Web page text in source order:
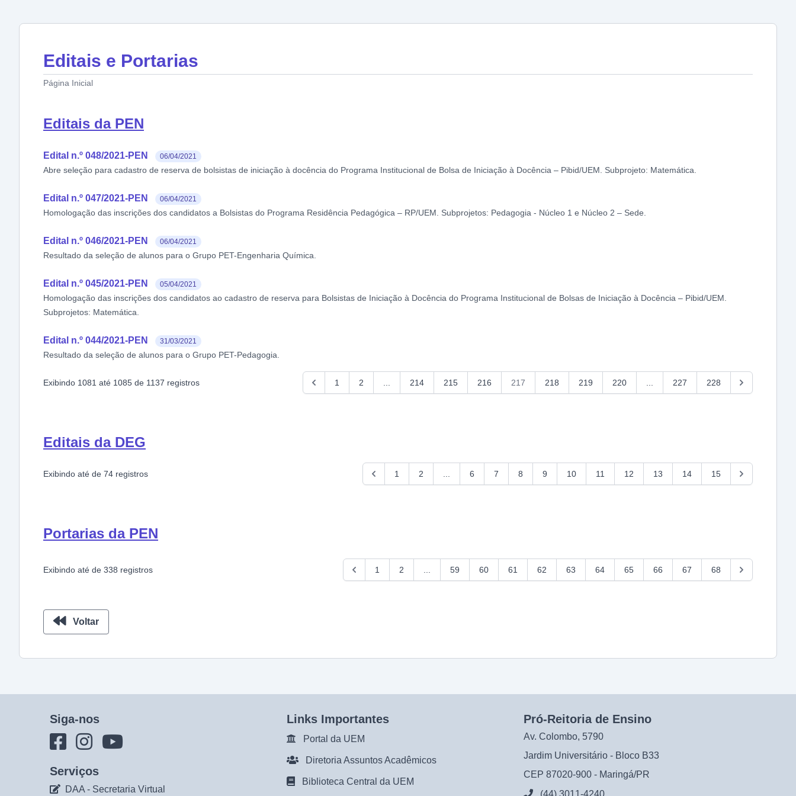
Editais e Portarias
Página Inicial
Editais da PEN
Edital n.º 048/2021-PEN 06/04/2021
Abre seleção para cadastro de reserva de bolsistas de iniciação à docência do Programa Institucional de Bolsa de Iniciação à Docência – Pibid/UEM. Subprojeto: Matemática.
Edital n.º 047/2021-PEN 06/04/2021
Homologação das inscrições dos candidatos a Bolsistas do Programa Residência Pedagógica – RP/UEM. Subprojetos: Pedagogia - Núcleo 1 e Núcleo 2 – Sede.
Edital n.º 046/2021-PEN 06/04/2021
Resultado da seleção de alunos para o Grupo PET-Engenharia Química.
Edital n.º 045/2021-PEN 05/04/2021
Homologação das inscrições dos candidatos ao cadastro de reserva para Bolsistas de Iniciação à Docência do Programa Institucional de Bolsas de Iniciação à Docência – Pibid/UEM.
Subprojetos: Matemática.
Edital n.º 044/2021-PEN 31/03/2021
Resultado da seleção de alunos para o Grupo PET-Pedagogia.
Exibindo 1081 até 1085 de 1137 registros 1 2 214 215 216 217 218 219 220 227 228
Editais da DEG
Exibindo até de 74 registros 1 2 6 7 8 9 10 11 12 13 14 15
Portarias da PEN
Exibindo até de 338 registros 1 2 59 60 61 62 63 64 65 66 67 68
Voltar
Siga-nos
Serviços
DAA - Secretaria Virtual
Links Importantes
Portal da UEM
Diretoria Assuntos Acadêmicos
Biblioteca Central da UEM
Pró-Reitoria de Ensino
Av. Colombo, 5790
Jardim Universitário - Bloco B33
CEP 87020-900 - Maringá/PR
(44) 3011-4240